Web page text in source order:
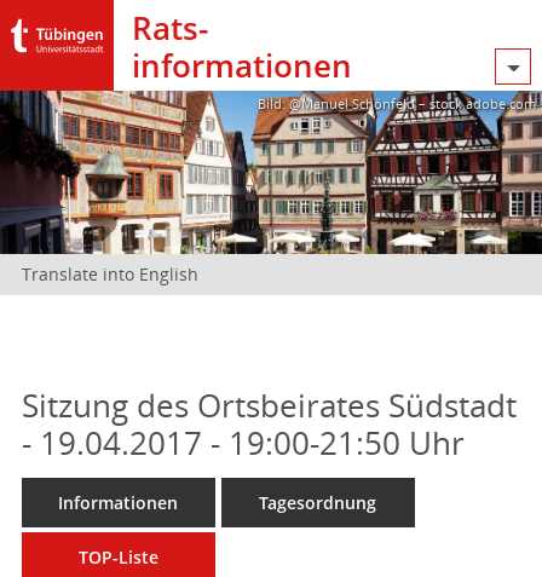
Rats­
informationen
Bild: @Manuel Schönfeld – stock.adobe.com
Translate into English
Sitzung des Ortsbeirates Südstadt
- 19.04.2017 - 19:00-21:50 Uhr
Informationen Tagesordnung
TOP-Liste